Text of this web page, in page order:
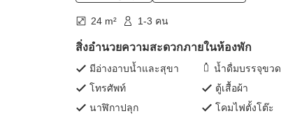
24 m² 1-3 คน
สิ่งอำนวยความสะดวกภายในห้องพัก
มีอ่างอาบน้ำและสุขา
น้ำดื่มบรรจุขวด
โทรศัพท์
ตู้เสื้อผ้า
นาฬิกาปลุก
โคมไฟตั้งโต๊ะ